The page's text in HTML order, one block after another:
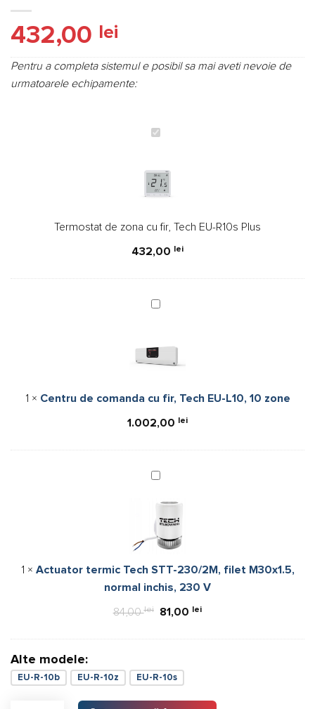
432,00 lei
Pentru a completa sistemul e posibil sa mai aveti nevoie de
urmatoarele echipamente:
Termostat
cu
fir,
EU-
R10s
Termostat de zona cu fir, Tech EU-R10s Plus
432,00 lei
Centru
cu
fir,
EU-
L10,
zone
1 × Centru de comanda cu fir, Tech EU-L10, 10 zone
1.002,00 lei
Actuator
Tech
STT-
230/2M,
M30x1.5,
normal
inchis,
V
1 × Actuator termic Tech STT-230/2M, filet M30x1.5,
normal inchis, 230 V
84,00lei
Prețul
84,00 lei.
81,00 leiPrețul
Alte modele:
EU-R-10b EU-R-10z EU-R-10s